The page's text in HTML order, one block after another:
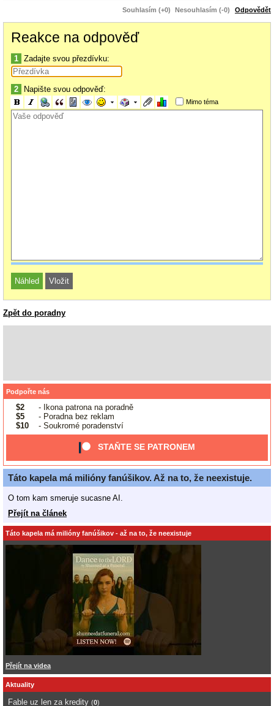
services.exe nastavenou na přihlášení pod doménovým účtem, mohlo by
to teoreticky způsobit zacyklení v services.exe, pád kritické služby a ten
Souhlasím (+0) Nesouhlasím (-0) Odpovědět
Reakce na odpověď
1 Zadajte svou přezdívku:
2 Napište svou odpověď:
Mimo téma
Zpět do poradny
Podpořte nás
$2
- Ikona patrona na poradně
$5
- Poradna bez reklam
$10
- Soukromé poradenství
STAŇTE SE PATRONEM
Táto kapela má milióny fanúšikov. Až na to, že neexistuje.
O tom kam smeruje sucasne AI.
Přejít na článek
Táto kapela má milióny fanúšikov - až na to, že neexistuje
Přejít na videa
Aktuality
Fable uz len za kredity (0)